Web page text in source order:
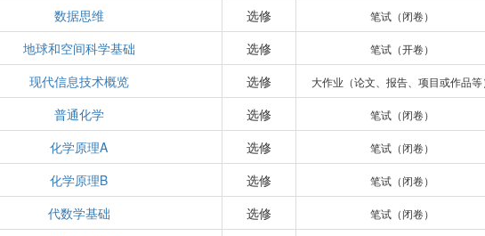
数据思维 选修 笔试（闭卷）
地球和空间科学基础 选修 笔试（开卷）
现代信息技术概览 选修 大作业（论文、报告、项目或作品等
普通化学 选修 笔试（闭卷）
化学原理A 选修 笔试（闭卷）
化学原理B 选修 笔试（闭卷）
代数学基础 选修 笔试（闭卷）